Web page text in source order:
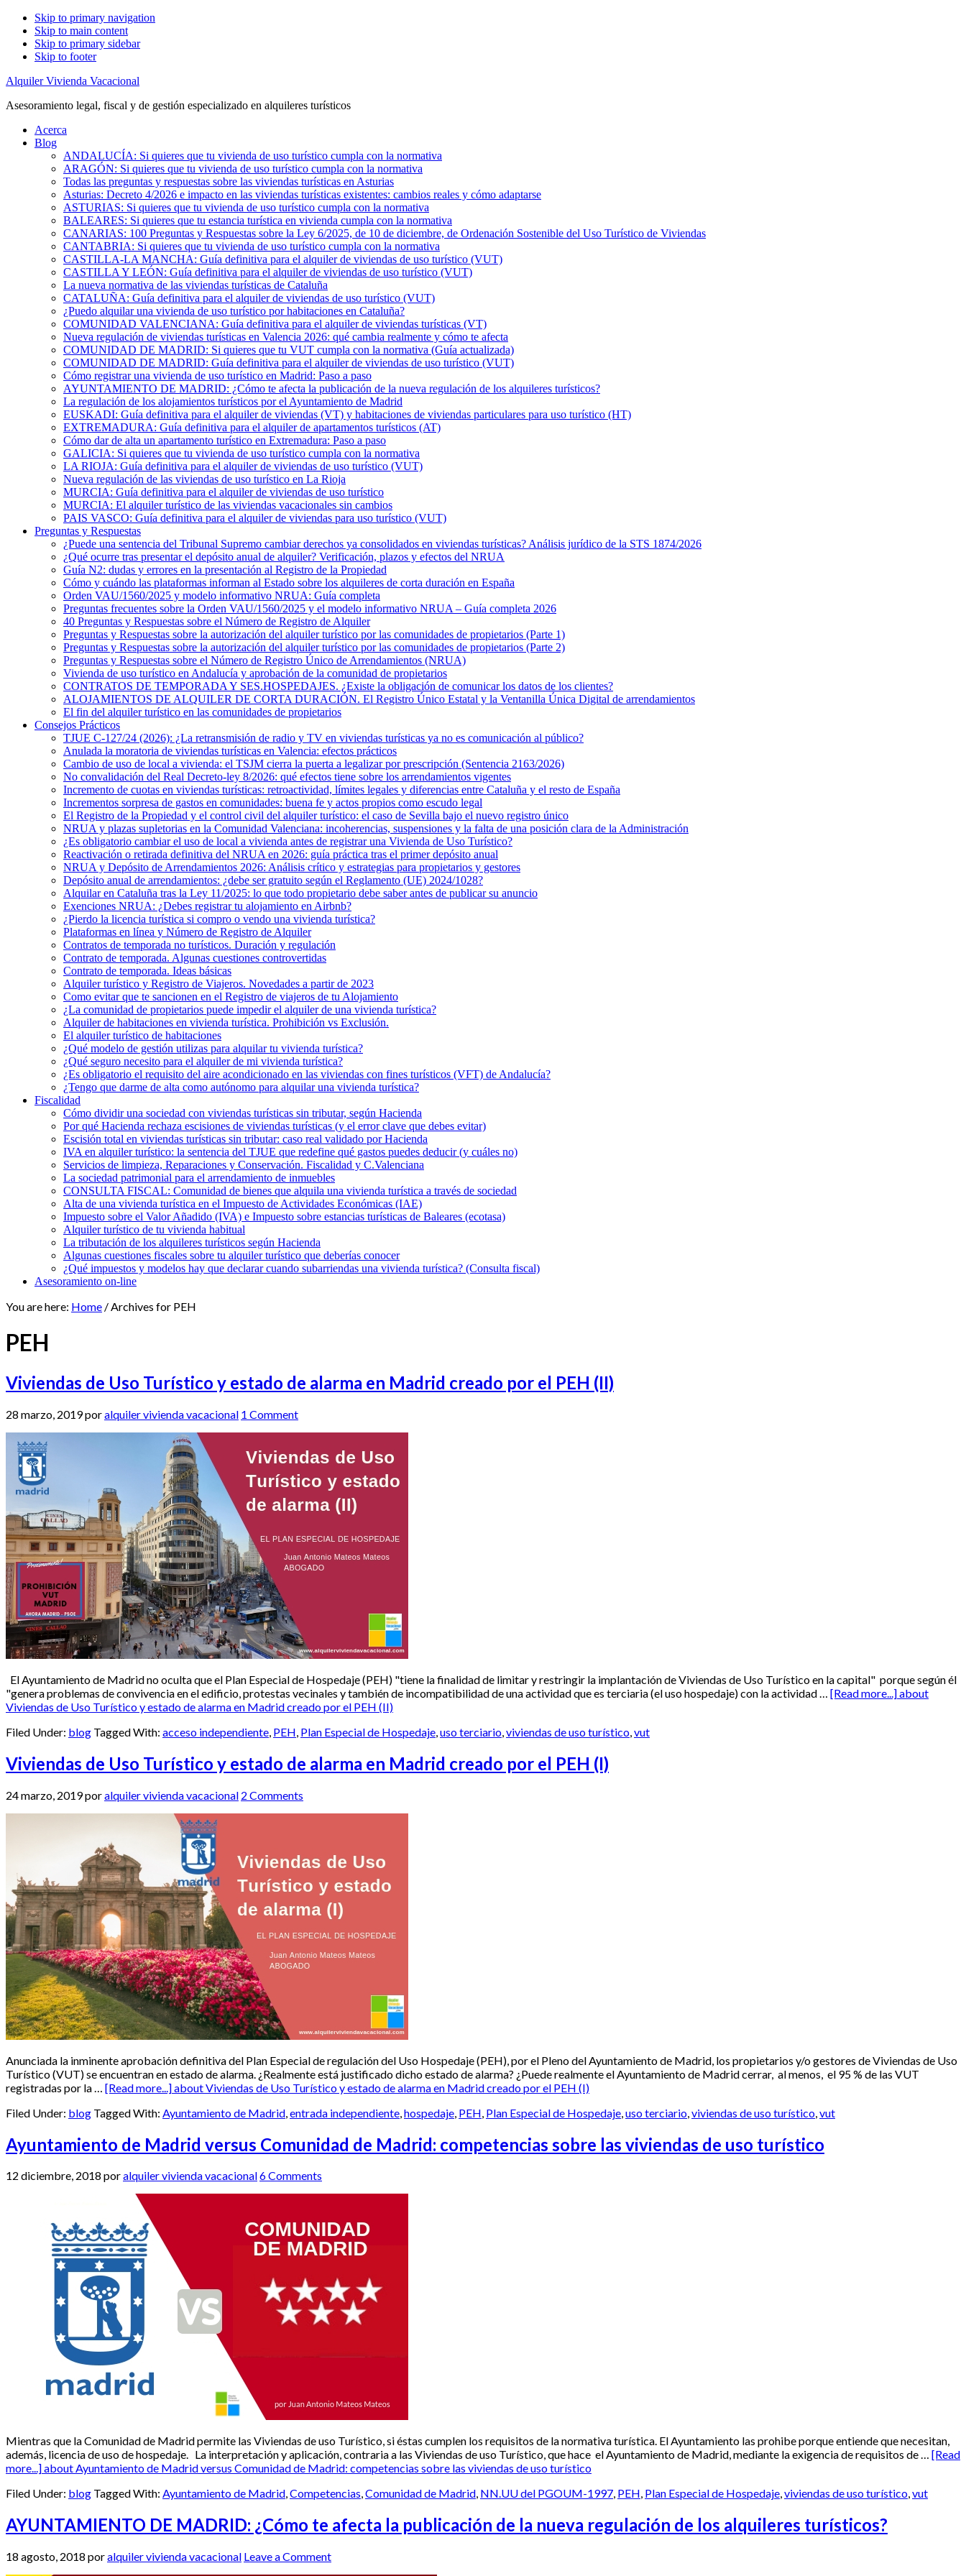
Skip to primary navigation
Skip to main content
Skip to primary sidebar
Skip to footer
Alquiler Vivienda Vacacional
Asesoramiento legal, fiscal y de gestión especializado en alquileres turísticos
Acerca
Blog
ANDALUCÍA: Si quieres que tu vivienda de uso turístico cumpla con la normativa
ARAGÓN: Si quieres que tu vivienda de uso turístico cumpla con la normativa
Todas las preguntas y respuestas sobre las viviendas turísticas en Asturias
Asturias: Decreto 4/2026 e impacto en las viviendas turísticas existentes: cambios reales y cómo adaptarse
ASTURIAS: Si quieres que tu vivienda de uso turístico cumpla con la normativa
BALEARES: Si quieres que tu estancia turística en vivienda cumpla con la normativa
CANARIAS: 100 Preguntas y Respuestas sobre la Ley 6/2025, de 10 de diciembre, de Ordenación Sostenible del Uso Turístico de Viviendas
CANTABRIA: Si quieres que tu vivienda de uso turístico cumpla con la normativa
CASTILLA-LA MANCHA: Guía definitiva para el alquiler de viviendas de uso turístico (VUT)
CASTILLA Y LEÓN: Guía definitiva para el alquiler de viviendas de uso turístico (VUT)
La nueva normativa de las viviendas turísticas de Cataluña
CATALUÑA: Guía definitiva para el alquiler de viviendas de uso turístico (VUT)
¿Puedo alquilar una vivienda de uso turístico por habitaciones en Cataluña?
COMUNIDAD VALENCIANA: Guía definitiva para el alquiler de viviendas turísticas (VT)
Nueva regulación de viviendas turísticas en Valencia 2026: qué cambia realmente y cómo te afecta
COMUNIDAD DE MADRID: Si quieres que tu VUT cumpla con la normativa (Guía actualizada)
COMUNIDAD DE MADRID: Guía definitiva para el alquiler de viviendas de uso turístico (VUT)
Cómo registrar una vivienda de uso turístico en Madrid: Paso a paso
AYUNTAMIENTO DE MADRID: ¿Cómo te afecta la publicación de la nueva regulación de los alquileres turísticos?
La regulación de los alojamientos turísticos por el Ayuntamiento de Madrid
EUSKADI: Guía definitiva para el alquiler de viviendas (VT) y habitaciones de viviendas particulares para uso turístico (HT)
EXTREMADURA: Guía definitiva para el alquiler de apartamentos turísticos (AT)
Cómo dar de alta un apartamento turístico en Extremadura: Paso a paso
GALICIA: Si quieres que tu vivienda de uso turístico cumpla con la normativa
LA RIOJA: Guía definitiva para el alquiler de viviendas de uso turístico (VUT)
Nueva regulación de las viviendas de uso turístico en La Rioja
MURCIA: Guía definitiva para el alquiler de viviendas de uso turístico
MURCIA: El alquiler turístico de las viviendas vacacionales sin cambios
PAIS VASCO: Guía definitiva para el alquiler de viviendas para uso turístico (VUT)
Preguntas y Respuestas
¿Puede una sentencia del Tribunal Supremo cambiar derechos ya consolidados en viviendas turísticas? Análisis jurídico de la STS 1874/2026
¿Qué ocurre tras presentar el depósito anual de alquiler? Verificación, plazos y efectos del NRUA
Guía N2: dudas y errores en la presentación al Registro de la Propiedad
Cómo y cuándo las plataformas informan al Estado sobre los alquileres de corta duración en España
Orden VAU/1560/2025 y modelo informativo NRUA: Guía completa
Preguntas frecuentes sobre la Orden VAU/1560/2025 y el modelo informativo NRUA – Guía completa 2026
40 Preguntas y Respuestas sobre el Número de Registro de Alquiler
Preguntas y Respuestas sobre la autorización del alquiler turístico por las comunidades de propietarios (Parte 1)
Preguntas y Respuestas sobre la autorización del alquiler turístico por las comunidades de propietarios (Parte 2)
Preguntas y Respuestas sobre el Número de Registro Único de Arrendamientos (NRUA)
Vivienda de uso turístico en Andalucía y aprobación de la comunidad de propietarios
CONTRATOS DE TEMPORADA Y SES.HOSPEDAJES. ¿Existe la obligación de comunicar los datos de los clientes?
ALOJAMIENTOS DE ALQUILER DE CORTA DURACIÓN. El Registro Único Estatal y la Ventanilla Única Digital de arrendamientos
El fin del alquiler turístico en las comunidades de propietarios
Consejos Prácticos
TJUE C-127/24 (2026): ¿La retransmisión de radio y TV en viviendas turísticas ya no es comunicación al público?
Anulada la moratoria de viviendas turísticas en Valencia: efectos prácticos
Cambio de uso de local a vivienda: el TSJM cierra la puerta a legalizar por prescripción (Sentencia 2163/2026)
No convalidación del Real Decreto-ley 8/2026: qué efectos tiene sobre los arrendamientos vigentes
Incremento de cuotas en viviendas turísticas: retroactividad, límites legales y diferencias entre Cataluña y el resto de España
Incrementos sorpresa de gastos en comunidades: buena fe y actos propios como escudo legal
El Registro de la Propiedad y el control civil del alquiler turístico: el caso de Sevilla bajo el nuevo registro único
NRUA y plazas supletorias en la Comunidad Valenciana: incoherencias, suspensiones y la falta de una posición clara de la Administración
¿Es obligatorio cambiar el uso de local a vivienda antes de registrar una Vivienda de Uso Turístico?
Reactivación o retirada definitiva del NRUA en 2026: guía práctica tras el primer depósito anual
NRUA y Depósito de Arrendamientos 2026: Análisis crítico y estrategias para propietarios y gestores
Depósito anual de arrendamientos: ¿debe ser gratuito según el Reglamento (UE) 2024/1028?
Alquilar en Cataluña tras la Ley 11/2025: lo que todo propietario debe saber antes de publicar su anuncio
Exenciones NRUA: ¿Debes registrar tu alojamiento en Airbnb?
¿Pierdo la licencia turística si compro o vendo una vivienda turística?
Plataformas en línea y Número de Registro de Alquiler
Contratos de temporada no turísticos. Duración y regulación
Contrato de temporada. Algunas cuestiones controvertidas
Contrato de temporada. Ideas básicas
Alquiler turístico y Registro de Viajeros. Novedades a partir de 2023
Como evitar que te sancionen en el Registro de viajeros de tu Alojamiento
¿La comunidad de propietarios puede impedir el alquiler de una vivienda turística?
Alquiler de habitaciones en vivienda turística. Prohibición vs Exclusión.
El alquiler turístico de habitaciones
¿Qué modelo de gestión utilizas para alquilar tu vivienda turística?
¿Qué seguro necesito para el alquiler de mi vivienda turística?
¿Es obligatorio el requisito del aire acondicionado en las viviendas con fines turísticos (VFT) de Andalucía?
¿Tengo que darme de alta como autónomo para alquilar una vivienda turística?
Fiscalidad
Cómo dividir una sociedad con viviendas turísticas sin tributar, según Hacienda
Por qué Hacienda rechaza escisiones de viviendas turísticas (y el error clave que debes evitar)
Escisión total en viviendas turísticas sin tributar: caso real validado por Hacienda
IVA en alquiler turístico: la sentencia del TJUE que redefine qué gastos puedes deducir (y cuáles no)
Servicios de limpieza, Reparaciones y Conservación. Fiscalidad y C.Valenciana
La sociedad patrimonial para el arrendamiento de inmuebles
CONSULTA FISCAL: Comunidad de bienes que alquila una vivienda turística a través de sociedad
Alta de una vivienda turística en el Impuesto de Actividades Económicas (IAE)
Impuesto sobre el Valor Añadido (IVA) e Impuesto sobre estancias turísticas de Baleares (ecotasa)
Alquiler turístico de tu vivienda habitual
La tributación de los alquileres turísticos según Hacienda
Algunas cuestiones fiscales sobre tu alquiler turístico que deberías conocer
¿Qué impuestos y modelos hay que declarar cuando subarriendas una vivienda turística? (Consulta fiscal)
Asesoramiento on-line
You are here: Home /Archives for PEH
PEH
Viviendas de Uso Turístico y estado de alarma en Madrid creado por el PEH (II)
28 marzo, 2019poralquiler vivienda vacacional 1 Comment
El Ayuntamiento de Madrid no oculta que el Plan Especial de Hospedaje (PEH) "tiene la finalidad de limitar y restringir la implantación de Viviendas de Uso Turístico en la capital" porque según él
"genera problemas de convivencia en el edificio, protestas vecinales y también de incompatibilidad de una actividad que es terciaria (el uso hospedaje) con la actividad … [Read more...]about
Viviendas de Uso Turístico y estado de alarma en Madrid creado por el PEH (II)
Filed Under: blog Tagged With: acceso independiente PEH Plan Especial de Hospedaje uso terciario viviendas de uso turístico vut
Viviendas de Uso Turístico y estado de alarma en Madrid creado por el PEH (I)
24 marzo, 2019poralquiler vivienda vacacional 2 Comments
Anunciada la inminente aprobación definitiva del Plan Especial de regulación del Uso Hospedaje (PEH), por el Pleno del Ayuntamiento de Madrid, los propietarios y/o gestores de Viviendas de Uso
Turístico (VUT) se encuentran en estado de alarma. ¿Realmente está justificado dicho estado de alarma? ¿Puede realmente el Ayuntamiento de Madrid cerrar, al menos, el 95 % de las VUT
registradas por la … [Read more...]about Viviendas de Uso Turístico y estado de alarma en Madrid creado por el PEH (I)
Filed Under: blog Tagged With: Ayuntamiento de Madrid entrada independiente hospedaje PEH Plan Especial de Hospedaje uso terciario viviendas de uso turístico vut
Ayuntamiento de Madrid versus Comunidad de Madrid: competencias sobre las viviendas de uso turístico
12 diciembre, 2018 poralquiler vivienda vacacional6 Comments
Mientras que la Comunidad de Madrid permite las Viviendas de uso Turístico, si éstas cumplen los requisitos de la normativa turística. El Ayuntamiento las prohibe porque entiende que necesitan,
además, licencia de uso de hospedaje. La interpretación y aplicación, contraria a las Viviendas de uso Turístico, que hace el Ayuntamiento de Madrid, mediante la exigencia de requisitos de … [Read
more...]about Ayuntamiento de Madrid versus Comunidad de Madrid: competencias sobre las viviendas de uso turístico
Filed Under: blog Tagged With: Ayuntamiento de Madrid,Competencias,Comunidad de Madrid, NN.UU del PGOUM-1997, PEH, Plan Especial de Hospedaje,viviendas de uso turístico,vut
AYUNTAMIENTO DE MADRID: ¿Cómo te afecta la publicación de la nueva regulación de los alquileres turísticos?
18 agosto, 2018 poralquiler vivienda vacacional Leave a Comment